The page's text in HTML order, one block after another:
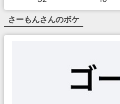
さーもんさんのボケ